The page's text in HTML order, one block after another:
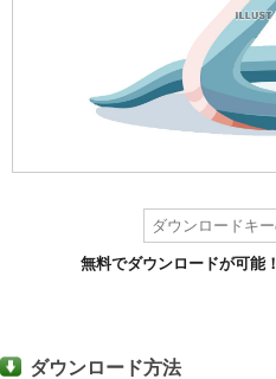
無料でダウンロードが可能！
ダウンロード方法